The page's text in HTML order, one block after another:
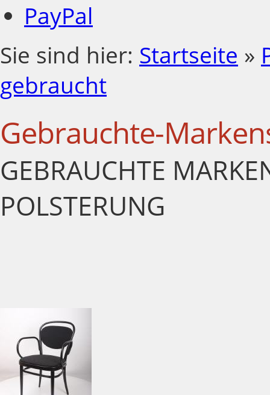
PayPal
Sie sind hier: Startseite »
gebraucht
Gebrauchte-
GEBRAUCHTE
POLSTERUNG